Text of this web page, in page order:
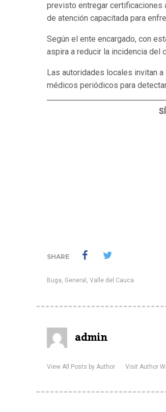
previsto entregar certificaciones
de atención capacitada para
Según el ente encargado, con
aspira a reducir la incidencia del
Las autoridades locales invitan
médicos periódicos para
SHARE
Buga, General , Valle del Cauca
admin
View All Posts by Author Visit Author